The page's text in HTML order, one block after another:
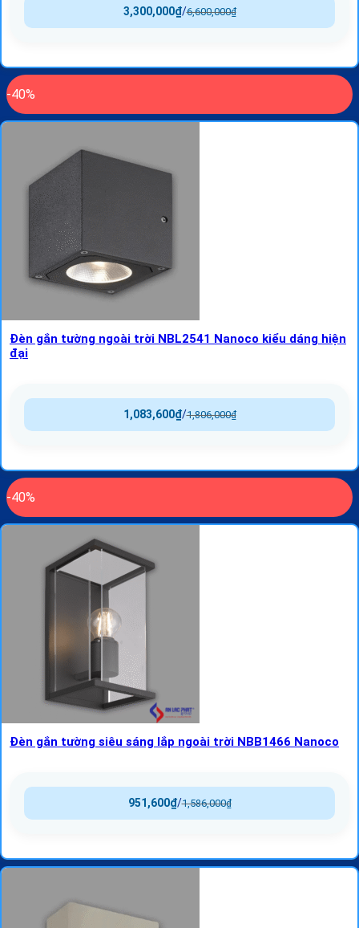
6,600,000₫
/
3,300,000₫
-40%
Đèn gắn tường ngoài trời NBL2541 Nanoco kiểu dáng hiện
đại
1,806,000₫
/
1,083,600₫
-40%
Đèn gắn tường siêu sáng lắp ngoài trời NBB1466 Nanoco
1,586,000₫
/
951,600₫